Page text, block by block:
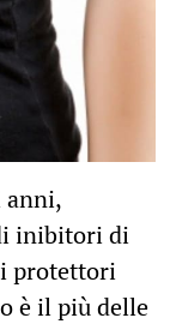
anni,
inibitori di
protettori
è il più delle